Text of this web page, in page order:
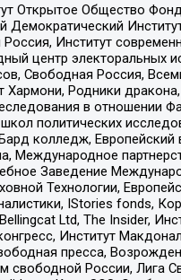
Открытое Общество
Институт
центр электоральных
Свободная Россия,
Родники
в отношении
политических
колледж,
Заведение
Технологии,
IStories fonds,
Ltd, The Insider,
Институт
пресса,
России, Лига